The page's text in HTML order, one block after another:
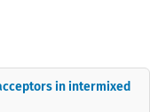
in intermixed